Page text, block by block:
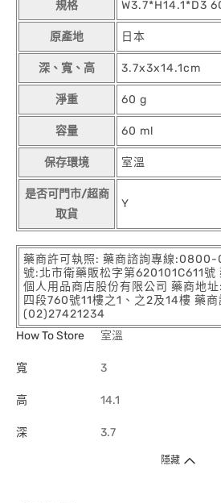
規格 W3.7*H14.1*D3
原產地 日本
深、寬、高 3.7x3x14.1cm
淨重 60 g
容量 60 ml
保存環境 室溫
是否可門市/超商
取貨
Y
藥商許可執照: 藥商諮詢專線:0800-
號:北市衛藥販松字第620101C611號
個人用品商店股份有限公司 藥商地
四段760號11樓之1、之2及14樓 藥
(02)27421234
How To Store
室溫
寬 3
高 14.1
深 3.7
隱藏